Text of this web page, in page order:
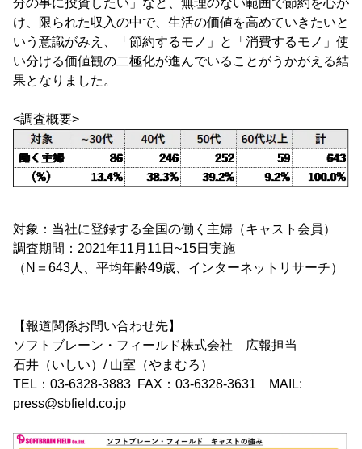
分の事に投資したい」など、無理のない範囲で節約を心が
け、限られた収入の中で、生活の価値を高めていきたいと
いう意識がみえ、「節約するモノ」と「消費するモノ」使
い分ける価値観の二極化が進んでいることがうかがえる結
果となりました。
<調査概要>
対象：当社に登録する全国の働く主婦（キャスト会員）
調査期間：2021年11月11日~15日実施
（N＝643人、平均年齢49歳、インターネットリサーチ）
【報道関係お問い合わせ先】
ソフトブレーン・フィールド株式会社 広報担当
石井（いしい）/ 山室（やまむろ）
TEL：03-6328-3883 FAX：03-6328-3631 MAIL:
press@sbfield.co.jp